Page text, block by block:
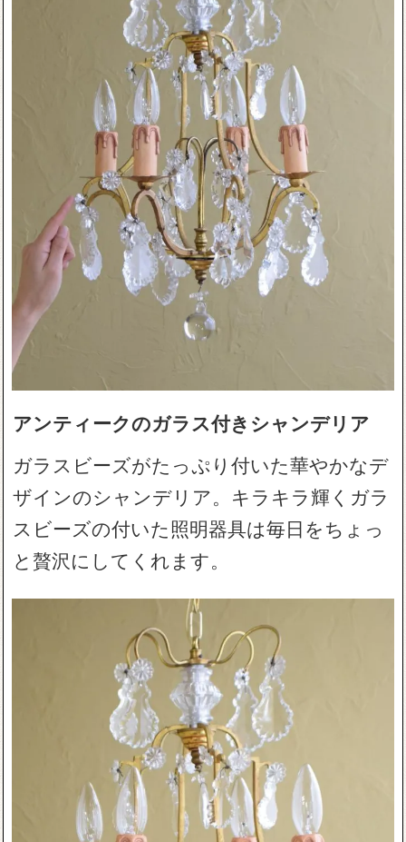
アンティークのガラス付きシャンデリア
ガラスビーズがたっぷり付いた華やかなデ
ザインのシャンデリア。キラキラ輝くガラ
スビーズの付いた照明器具は毎日をちょっ
と贅沢にしてくれます。